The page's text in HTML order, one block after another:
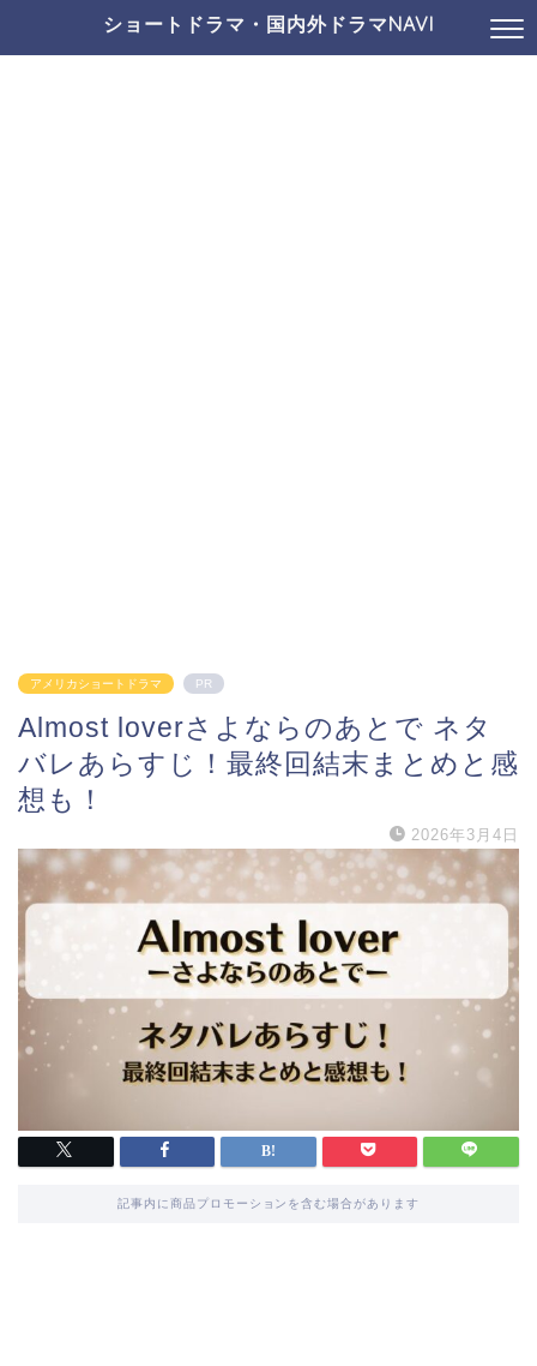
ショートドラマ・国内外ドラマNAVI
アメリカショートドラマ PR
Almost loverさよならのあとで ネタ
バレあらすじ！最終回結末まとめと感
想も！
2026年3月4日
記事内に商品プロモーションを含む場合があります